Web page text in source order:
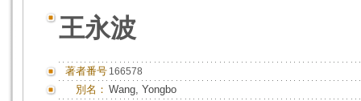
王永波
著者番号 166578
別名： Wang, Yongbo